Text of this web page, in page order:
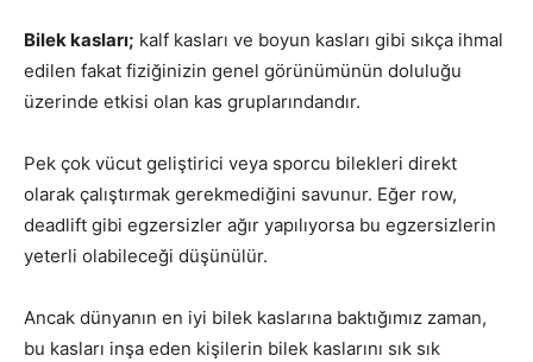
Bilek kasları; kalf kasları ve boyun kasları gibi sıkça ihmal
edilen fakat fiziğinizin genel görünümünün doluluğu
üzerinde etkisi olan kas gruplarındandır.
Pek çok vücut geliştirici veya sporcu bilekleri direkt
olarak çalıştırmak gerekmediğini savunur. Eğer row,
deadlift gibi egzersizler ağır yapılıyorsa bu egzersizlerin
yeterli olabileceği düşünülür.
Ancak dünyanın en iyi bilek kaslarına baktığımız zaman,
bu kasları inşa eden kişilerin bilek kaslarını sık sık